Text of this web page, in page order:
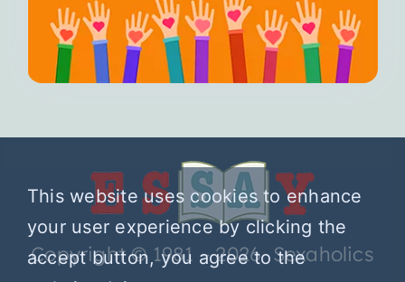
Copyright © 1981 – 2026 Sexaholics
This website uses cookies to enhance
your user experience by clicking the
accept button, you agree to the